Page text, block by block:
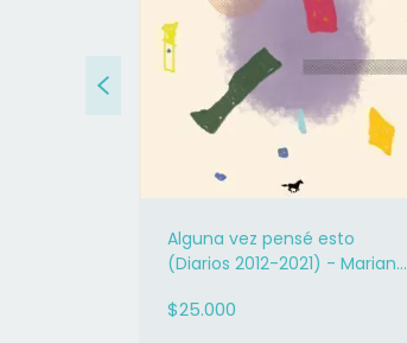
Alguna vez pensé esto
(Diarios 2012-2021) - Mariano
$25.000